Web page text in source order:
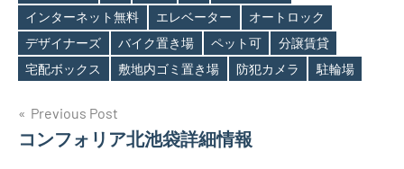
Tags
インターネット無料
エレベーター
オートロック
デザイナーズ
バイク置き場 ペット可
分譲賃貸
宅配ボックス
敷地内ゴミ置き場 防犯カメラ 駐輪場
投
稿
Previous Post
コンフォリア北池袋詳細情報